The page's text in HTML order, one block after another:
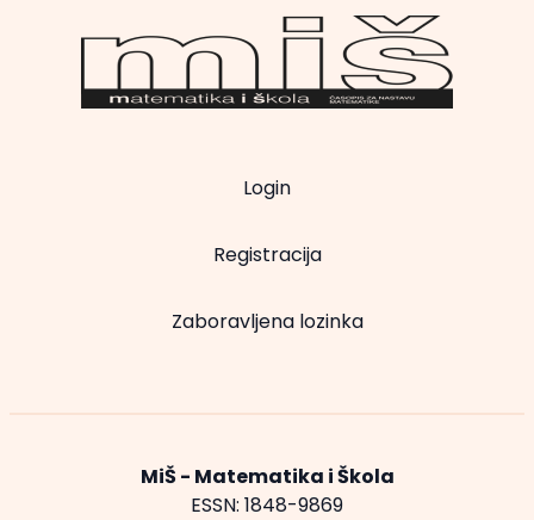
Login
Registracija
Zaboravljena lozinka
MiŠ - Matematika i Škola
ESSN: 1848-9869